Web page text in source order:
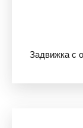
Задвижка с